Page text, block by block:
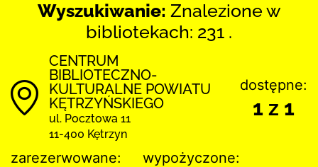
Wyszukiwanie: Znalezione w
bibliotekach: 231 .
CENTRUM
BIBLIOTECZNO-
KULTURALNE POWIATU
KĘTRZYŃSKIEGO
ul. Pocztowa 11
11-400 Kętrzyn
dostępne:
1 z 1
zarezerwowane: wypożyczone: